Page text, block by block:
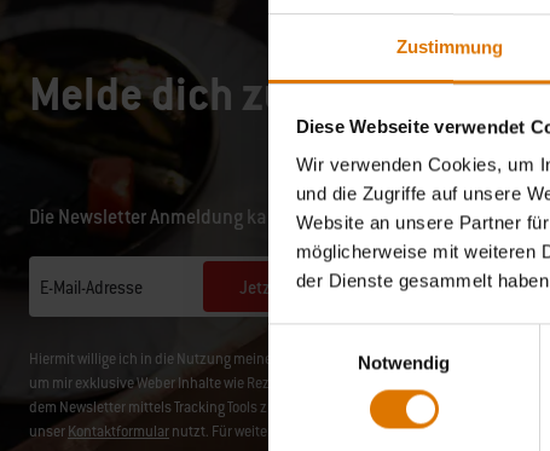
Zustimmung
Diese Webseite verwendet
Wir verwenden Cookies, um
und die Zugriffe auf unsere
Website an unsere Partner
möglicherweise mit weiteren
der Dienste gesammelt
Notwendig
Melde dich zu unserer
Die Newsletter Anmeldung kann etwas Zeit in Anspruch nehmen.
E-Mail-Adresse Jetzt anmelden
Hiermit willige ich in die Nutzung meiner hier angegebenen Daten durch die Weber-
um mir exklusive Weber Inhalte wie Rezepte, Produktinformationen und
dem Newsletter mittels Tracking Tools zu analysieren. Du kannst die Einwilligung
unserKontaktformularnutzt. Für weitere Details lies bitte unsere